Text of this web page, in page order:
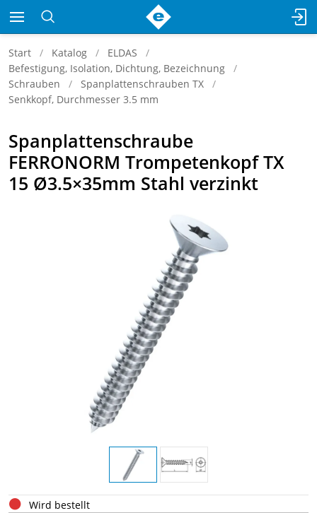
Start Katalog
ELDAS
Befestigung, Isolation, Dichtung, Bezeichnung
Schrauben
Spanplattenschrauben TX
Senkkopf, Durchmesser 3.5 mm
Spanplattenschraube
FERRONORM Trompetenkopf TX
15 Ø3.5×35mm Stahl verzinkt
Wird bestellt